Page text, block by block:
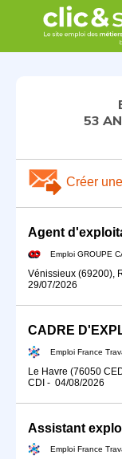
53
Créer
Agent
Emploi GROUPE
Vénissieux (69200),
29/07/2026
CADRE
Emploi France
Le Havre (76050
CDI - 04/08/2026
Assistant
Emploi France